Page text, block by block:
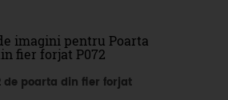
imagini pentru Poarta
fier forjat P072
de poarta din fier forjat